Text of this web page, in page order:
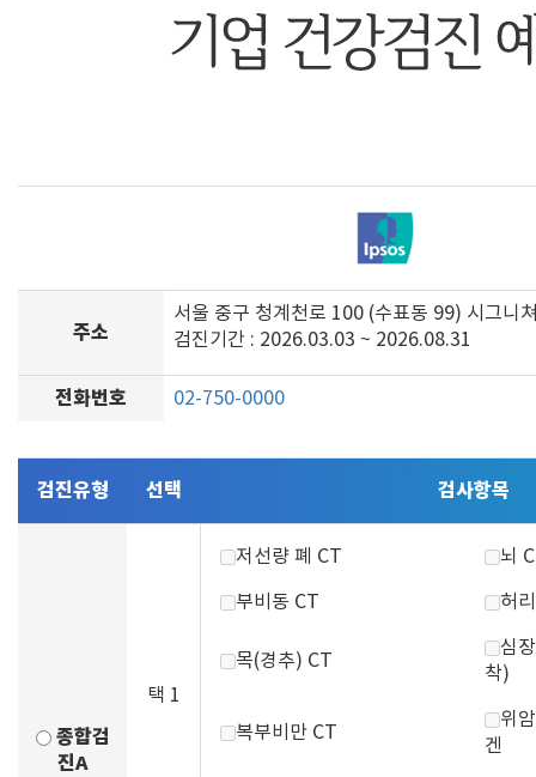
주소
서울 중구 청계천로 100 (수표동 99) 시그니
검진기간 : 2026.03.03 ~ 2026.08.31
전화번호 02-750-0000
검진유형 선택 검사항목
종합검
진A
택 1
저선량 폐 CT 뇌
부비동 CT 허
목(경추) CT
심
착)
복부비만 CT
위
겐